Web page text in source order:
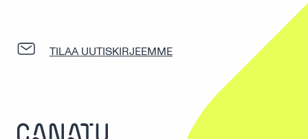
TILAA UUTISKIRJEEMME